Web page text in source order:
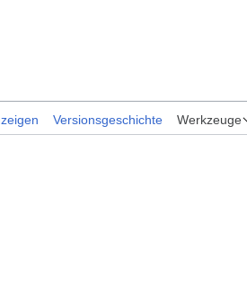
Versionsgeschichte Werkzeuge